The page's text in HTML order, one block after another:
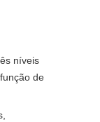
níveis
de